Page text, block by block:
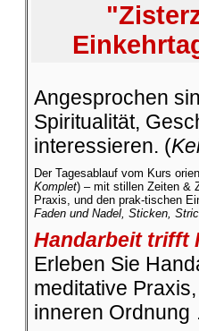
Angesprochen
Spiritualität,
interessieren. (
Der Tagesablauf vom Kurs
Komplet) – mit stillen Zeiten &
Praxis, und den prak-tischen
Faden und Nadel, Sticken,
Handarbeit trifft
Erleben Sie
meditative
inneren